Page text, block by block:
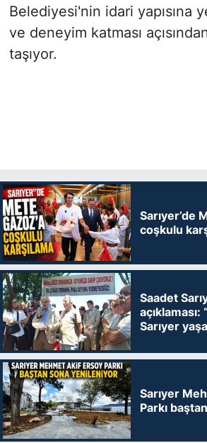
Belediyesi'nin idari yapısına
ve deneyim katması
taşıyor.
Sarıyer’de
coşkulu
Saadet
açıklaması:
Sarıyer
Sarıyer
Parkı